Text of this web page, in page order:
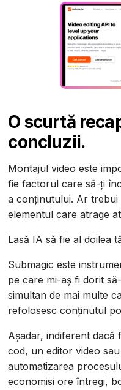
O scurtă
concluzii.
Montajul video este
fie factorul care să-ți
a conținutului. Ar trebui
elementul care atrage
Lasă IA să fie al doilea
Submagic este
pe care mi-aș fi dorit
simultan de mai multe
refolosesc conținutul
Așadar, indiferent dacă
cod, un editor video
automatizarea
economisi ore întregi,